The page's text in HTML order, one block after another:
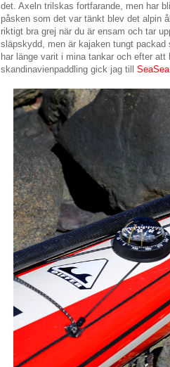
det. Axeln trilskas fortfarande, men har
påsken som det var tänkt blev det alpin
riktigt bra grej när du är ensam och tar
släpskydd, men är kajaken tungt
har länge varit i mina tankar och efter att
skandinavienpaddling gick jag till SeaSea